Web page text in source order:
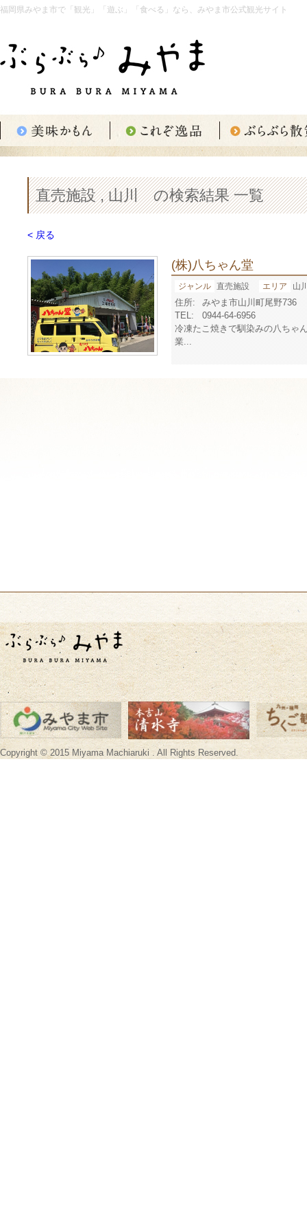
福岡県みやま市で「観光」「遊ぶ」「食べる」なら、みやま市公式観光サイト
直売施設 , 山川 の検索結果 一覧
< 戻る
(株)八ちゃん堂
ジャンル 直売施設 エリア 山
住所:
みやま市山川町尾野736
TEL:
0944-64-6956
冷凍たこ焼きで馴染みの八ちゃ
業...
Copyright © 2015 Miyama Machiaruki . All Rights Reserved.